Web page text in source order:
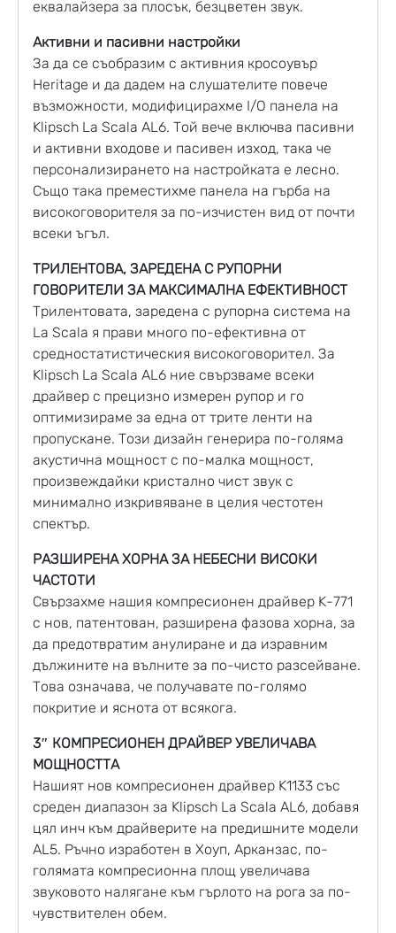
еквалайзера за плосък, безцветен звук.
Активни и пасивни настройки
За да се съобразим с активния кросоувър
Heritage и да дадем на слушателите повече
възможности, модифицирахме I/O панела на
Klipsch La Scala AL6. Той вече включва пасивни
и активни входове и пасивен изход, така че
персонализирането на настройката е лесно.
Също така преместихме панела на гърба на
високоговорителя за по-изчистен вид от почти
всеки ъгъл.
ТРИЛЕНТОВА, ЗАРЕДЕНА С РУПОРНИ
ГОВОРИТЕЛИ ЗА МАКСИМАЛНА ЕФЕКТИВНОСТ
Трилентовата, заредена с рупорна система на
La Scala я прави много по-ефективна от
средностатистическия високоговорител. За
Klipsch La Scala AL6 ние свързваме всеки
драйвер с прецизно измерен рупор и го
оптимизираме за една от трите ленти на
пропускане. Този дизайн генерира по-голяма
акустична мощност с по-малка мощност,
произвеждайки кристално чист звук с
минимално изкривяване в целия честотен
спектър.
РАЗШИРЕНА ХОРНА ЗА НЕБЕСНИ ВИСОКИ
ЧАСТОТИ
Свързахме нашия компресионен драйвер K-771
с нов, патентован, разширена фазова хорна, за
да предотвратим анулиране и да изравним
дължините на вълните за по-чисто разсейване.
Това означава, че получавате по-голямо
покритие и яснота от всякога.
3″ КОМПРЕСИОНЕН ДРАЙВЕР УВЕЛИЧАВА
МОЩНОСТТА
Нашият нов компресионен драйвер K1133 със
среден диапазон за Klipsch La Scala AL6, добавя
цял инч към драйверите на предишните модели
AL5. Ръчно изработен в Хоуп, Арканзас, по-
голямата компресионна площ увеличава
звуковото налягане към гърлото на рога за по-
чувствителен обем.